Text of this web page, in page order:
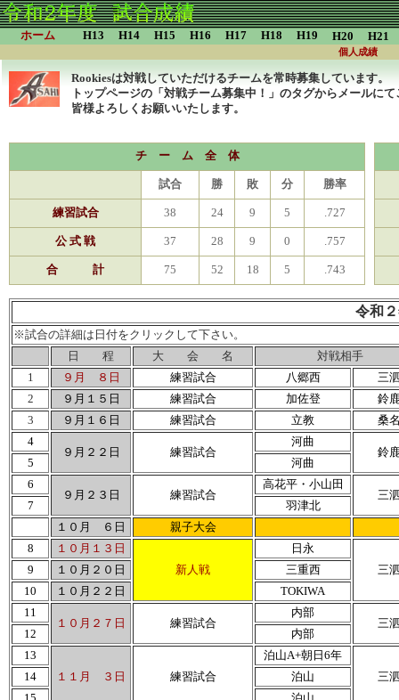
令和
※試合の詳細は日付をクリックして下さい。
日 程
大 会 名
対戦相手
1
９月 ８日 練習試合 八郷西
三
2
９月１５日 練習試合 加佐登
鈴
3
９月１６日 練習試合 立教
桑
4
９月２２日
練習試合
河曲
鈴
5
河曲
6
９月２３日
練習試合
高花平・小山田
三
7
羽津北
１０月 ６日
親子大会
8
１０月１３日
新人戦
日永
三
9 １０月２０日
三重西
10
１０月２２日
TOKIWA
11
１０月２７日
練習試合
内部
三
12
内部
13
１１月 ３日
練習試合
泊山A+朝日6年
三
14
泊山
ホーム H13 H14 H15 H16 H17 H18 H19 H20 H21
個人成績
チ ー ム 全 体
試合 勝 敗 分 勝率
練習試合 38 24 9 5 .727
公 式 戦 37 28 9 0 .757
合 計 75 52 18 5 .743
Rookiesは対戦していただけるチームを常時募集しています。
トップページの「対戦チーム募集中！」のタグからメールに
皆様よろしくお願いいたします。